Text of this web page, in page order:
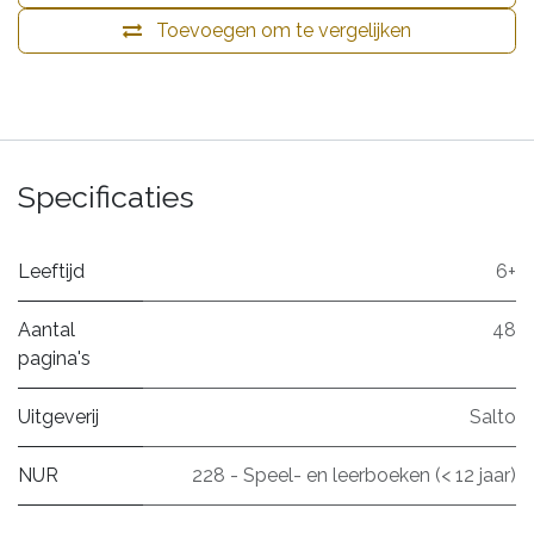
Toevoegen om te vergelijken
Specificaties
Leeftijd 6+
Aantal
pagina's
48
Uitgeverij Salto
NUR 228 - Speel- en leerboeken (< 12 jaar)